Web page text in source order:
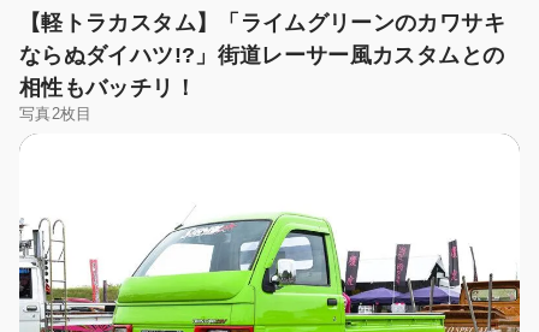
【軽トラカスタム】「ライムグリーンのカワサキ
ならぬダイハツ!?」街道レーサー風カスタムとの
相性もバッチリ！
写真2枚目